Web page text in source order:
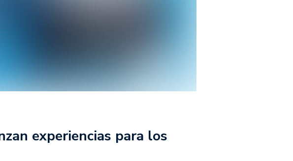
experiencias para los